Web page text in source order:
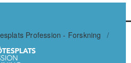
Profession - Forskning
/